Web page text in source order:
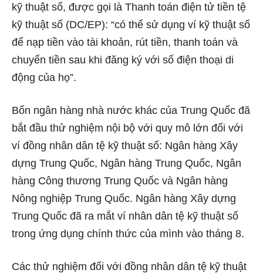
kỹ thuật số, được gọi là Thanh toán điện tử tiền tệ
kỹ thuật số (DC/EP): “có thể sử dụng ví kỹ thuật số
để nạp tiền vào tài khoản, rút ​​tiền, thanh toán và
chuyển tiền sau khi đăng ký với số điện thoại di
động của họ”.
Bốn ngân hàng nhà nước khác của Trung Quốc đã
bắt đầu thử nghiệm nội bộ với quy mô lớn đối với
ví đồng nhân dân tệ kỹ thuật số: Ngân hàng Xây
dựng Trung Quốc, Ngân hàng Trung Quốc, Ngân
hàng Công thương Trung Quốc và Ngân hàng
Nông nghiệp Trung Quốc. Ngân hàng Xây dựng
Trung Quốc đã ra mắt ví nhân dân tệ kỹ thuật số
trong ứng dụng chính thức của mình vào tháng 8.
Các thử nghiệm đối với đồng nhân dân tệ kỹ thuật